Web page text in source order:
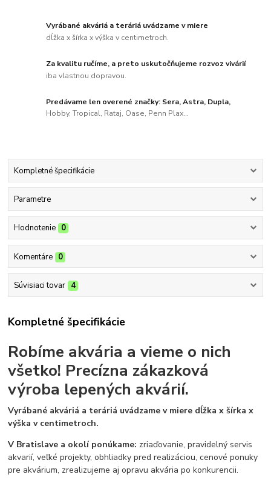
Vyrábané akváriá a teráriá uvádzame v miere
dĺžka x šírka x výška v centimetroch.
Za kvalitu ručíme, a preto uskutočňujeme rozvoz vivárií
iba vlastnou dopravou.
Predávame len overené značky: Sera, Astra, Dupla,
Hobby, Tropical, Rataj, Oase, Penn Plax...
Kompletné špecifikácie
Parametre
Hodnotenie 0
Komentáre 0
Súvisiaci tovar 4
Kompletné špecifikácie
Robíme akvária a vieme o nich
všetko! Precízna zákazková
výroba lepených akvárií.
Vyrábané akváriá a teráriá uvádzame v miere dĺžka x šírka x
výška v centimetroch.
V Bratislave a okolí ponúkame: zriaďovanie, pravidelný servis
akvarií, veľké projekty, obhliadky pred realizáciou, cenové ponuky
pre akvárium, zrealizujeme aj opravu akvária po konkurencii.